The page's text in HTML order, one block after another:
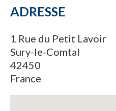
ADRESSE
1 Rue du Petit Lavoir
Sury-le-Comtal
42450
France